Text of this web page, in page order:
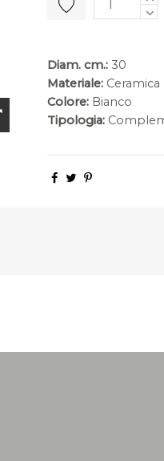
Diam. cm.: 30
Materiale: Ceramica
Colore: Bianco
Tipologia: